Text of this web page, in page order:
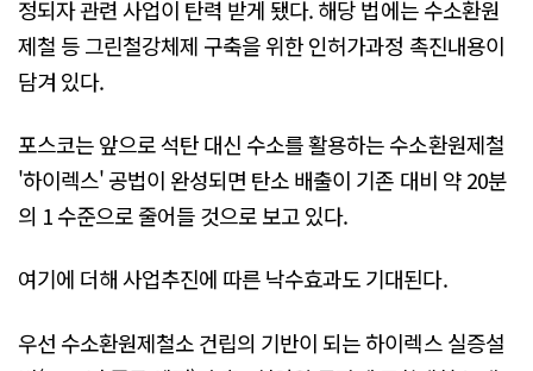
정되자 관련 사업이 탄력 받게 됐다. 해당 법에는 수소환원
제철 등 그린철강체제 구축을 위한 인허가과정 촉진내용이
담겨 있다.
포스코는 앞으로 석탄 대신 수소를 활용하는 수소환원제철
'하이렉스' 공법이 완성되면 탄소 배출이 기존 대비 약 20분
의 1 수준으로 줄어들 것으로 보고 있다.
여기에 더해 사업추진에 따른 낙수효과도 기대된다.
우선 수소환원제철소 건립의 기반이 되는 하이렉스 실증설